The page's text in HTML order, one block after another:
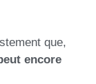
que,
encore